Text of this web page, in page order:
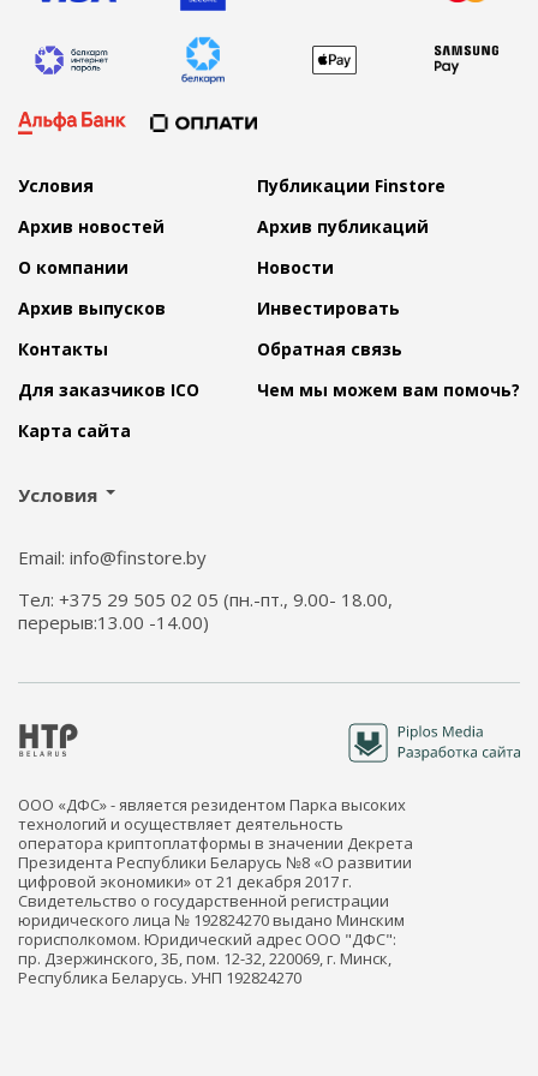
Условия
Публикации Finstore
Архив новостей
Архив публикаций
О компании
Новости
Архив выпусков
Инвестировать
Контакты
Обратная связь
Для заказчиков ICO
Чем мы можем вам помочь?
Карта сайта
Условия
Email: info@finstore.by
Тел: +375 29 505 02 05 (пн.-пт., 9.00- 18.00,
перерыв:13.00 -14.00)
ООО «ДФС» - является резидентом Парка высоких
технологий и осуществляет деятельность
оператора криптоплатформы в значении Декрета
Президента Республики Беларусь №8 «О развитии
цифровой экономики» от 21 декабря 2017 г.
Свидетельство о государственной регистрации
юридического лица № 192824270 выдано Минским
горисполкомом. Юридический адрес ООО "ДФС":
пр. Дзержинского, 3Б, пом. 12-32, 220069, г. Минск,
Республика Беларусь. УНП 192824270